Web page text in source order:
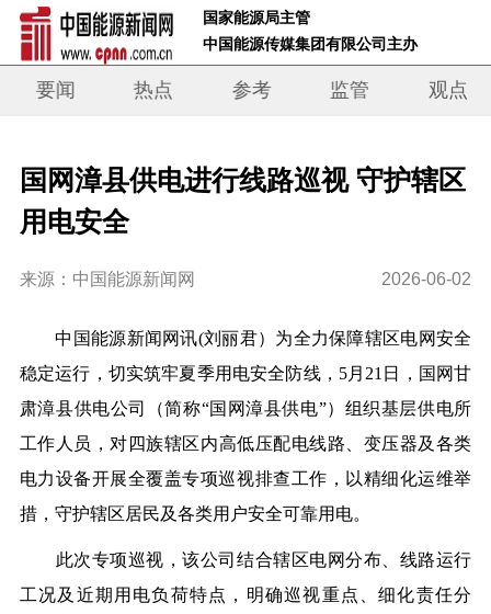
国家能源局主管
中国能源传媒集团有限公司主办
要闻 热点 参考 监管 观点
国网漳县供电进行线路巡视 守护辖区
用电安全
来源：中国能源新闻网 2026-06-02
中国能源新闻网讯(刘丽君）为全力保障辖区电网安全
稳定运行，切实筑牢夏季用电安全防线， 5月21日 ， 国网甘
肃漳县供电公司（简称“国网漳县供电”） 组织基层供电所
工作人员 ，对 四族辖区内高低压配电线路、变压器及各类
电力设备开展全覆盖专项巡视排查工作，以精细化运维举
措，守护辖区居民及各类用户安全可靠用电。
此次专项巡视，该公司结合辖区电网分布、线路运行
工况及近期用电负荷特点，明确巡视重点、细化责任分